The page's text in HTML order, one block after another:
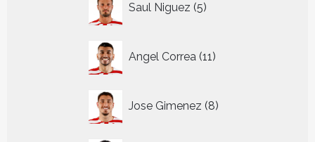
Saul Niguez 5
producten
Angel Correa 11
producten
Jose Gimenez 8
producten